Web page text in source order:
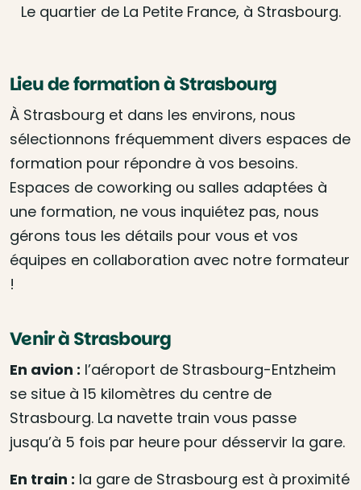
Le quartier de La Petite France, à Strasbourg.
Lieu de formation à Strasbourg
À Strasbourg et dans les environs, nous
sélectionnons fréquemment divers espaces de
formation pour répondre à vos besoins.
Espaces de coworking ou salles adaptées à
une formation, ne vous inquiétez pas, nous
gérons tous les détails pour vous et vos
équipes en collaboration avec notre formateur
!
Venir à Strasbourg
En avion : l’aéroport de Strasbourg-Entzheim
se situe à 15 kilomètres du centre de
Strasbourg. La navette train vous passe
jusqu’à 5 fois par heure pour désservir la gare.
En train : la gare de Strasbourg est à proximité